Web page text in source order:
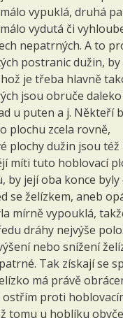
vypuklá, druhá
vydutá či
nepatrných. A to
postranic dužin,
je třeba hlavně
jsou obruče daleko
u puten a j. Někteří
plochu zcela rovně,
plochy dužin jsou též
míti tuto hoblovací
by její oba konce byly
se želízkem, aneb
mírně vypouklá,
dráhy nejvýše
nebo snížení
Tak získají se
má právě
ostřím proti
tomu u hoblíku